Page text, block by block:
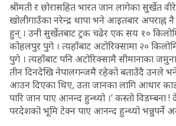
श्रीमती र छोरासहित भारत जान लागेका सुर्खेत
खोलीगाउँका नरेन्द्र थापा भने आइतबार अपराह्न
हुन् । उनी सुर्खेतबाट ट्रक चढेर एक सय १०
कोहलपुर पुगे । त्यहाँबाट अटोरिक्सामा २०
पुगे । त्यहाँबाट पनि अटोरिक्सामै सीमानाका
तीन दिनदेखि नेपालगन्जमै रहेको बताउँदै उनले
आउन दिएका थिए, उता जानका लागि आधार
पारि जान पाए आनन्द हुन्थ्यो ।’ कस्तो विडम्बना
परदेशको भूमि टेक्न पाए आनन्द हुन्थ्यो भन्नुपर्ने